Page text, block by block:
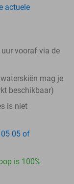
actuele
vooraf via de
mag je
beschikbaar)
is niet
05 05 of
is 100%